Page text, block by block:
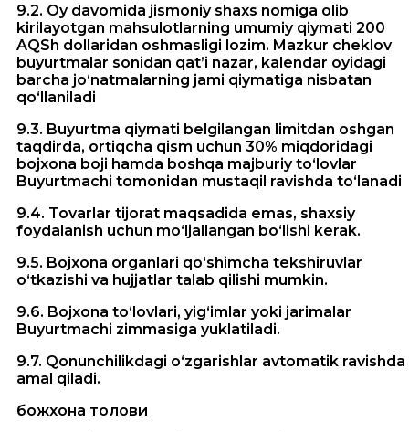
9.2. Oy davomida jismoniy shaxs nomiga olib
kirilayotgan mahsulotlarning umumiy qiymati 200
AQSh dollaridan oshmasligi lozim. Mazkur cheklov
buyurtmalar sonidan qat’i nazar, kalendar oyidagi
barcha jo‘natmalarning jami qiymatiga nisbatan
qo‘llaniladi
9.3. Buyurtma qiymati belgilangan limitdan oshgan
taqdirda, ortiqcha qism uchun 30% miqdoridagi
bojxona boji hamda boshqa majburiy to‘lovlar
Buyurtmachi tomonidan mustaqil ravishda to‘lanadi
9.4. Tovarlar tijorat maqsadida emas, shaxsiy
foydalanish uchun mo‘ljallangan bo‘lishi kerak.
9.5. Bojxona organlari qo‘shimcha tekshiruvlar
o‘tkazishi va hujjatlar talab qilishi mumkin.
9.6. Bojxona to‘lovlari, yig‘imlar yoki jarimalar
Buyurtmachi zimmasiga yuklatiladi.
9.7. Qonunchilikdagi o‘zgarishlar avtomatik ravishda
amal qiladi.
божхона толови